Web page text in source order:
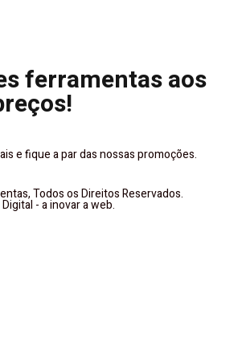
ferramentas aos
e fique a par das nossas promoções.
Todos os Direitos Reservados.
- a inovar a web.